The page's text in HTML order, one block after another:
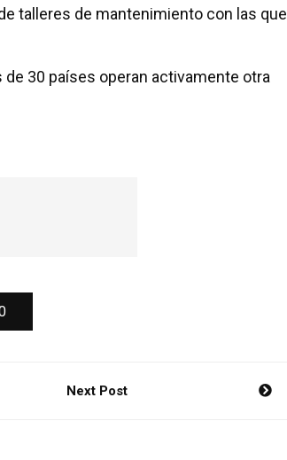
talleres de mantenimiento con las que
30 países operan activamente otra
Next Post